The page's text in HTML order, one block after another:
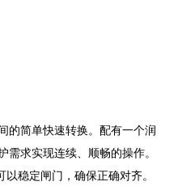
的简单快速转换。配有一个润
求实现连续、顺畅的操作。
稳定闸门，确保正确对齐。